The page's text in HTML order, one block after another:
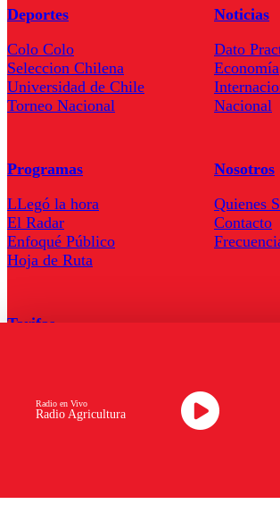
Radio Agricultura
Radio en Vivo
Deportes
Colo Colo
Seleccion Chilena
Universidad de Chile
Torneo Nacional
Noticias
Dato
Economía
Nacional
Programas
LLegó la hora
El Radar
Enfoqué Público
Hoja de Ruta
Nosotros
Quienes
Contacto
Tarifas
Descarga la APP